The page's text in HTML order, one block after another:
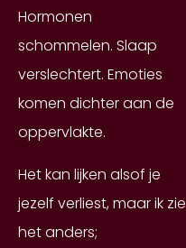
Hormonen
schommelen. Slaap
verslechtert. Emoties
komen dichter aan de
oppervlakte.
Het kan lijken alsof je
jezelf verliest, maar ik zie
het anders;